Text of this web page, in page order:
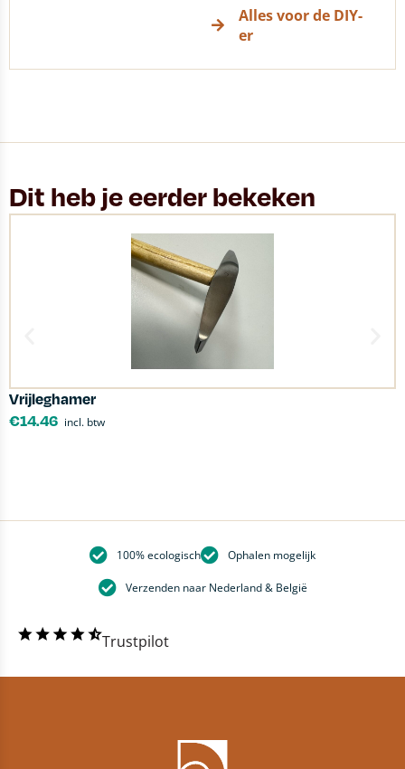
Alles voor de DIY-
er
Dit heb je eerder bekeken
Vrijleghamer
€14.46 incl. btw
100% ecologisch Ophalen mogelijk
Verzenden naar Nederland & België
Trustpilot